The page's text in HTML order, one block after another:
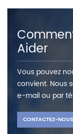
Aider
Vous pouvez
convient. Nous
e-mail ou par
CONTACTEZ-NOUS